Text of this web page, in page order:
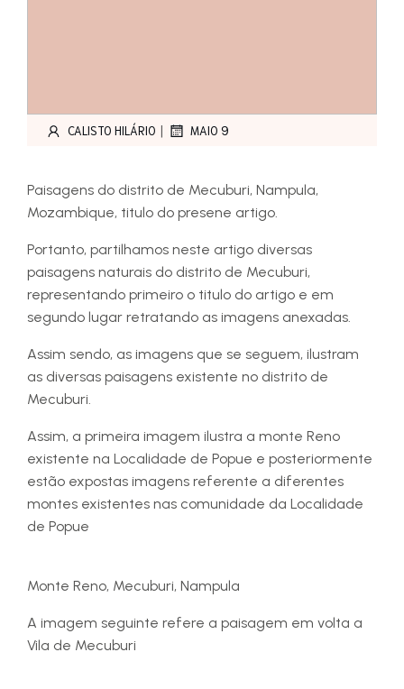
CALISTO HILÁRIO | MAIO 9
Paisagens do distrito de Mecuburi, Nampula,
Mozambique, titulo do presene artigo.
Portanto, partilhamos neste artigo diversas
paisagens naturais do distrito de Mecuburi,
representando primeiro o titulo do artigo e em
segundo lugar retratando as imagens anexadas.
Assim sendo, as imagens que se seguem, ilustram
as diversas paisagens existente no distrito de
Mecuburi.
Assim, a primeira imagem ilustra a monte Reno
existente na Localidade de Popue e posteriormente
estão expostas imagens referente a diferentes
montes existentes nas comunidade da Localidade
de Popue
Monte Reno, Mecuburi, Nampula
A imagem seguinte refere a paisagem em volta a
Vila de Mecuburi